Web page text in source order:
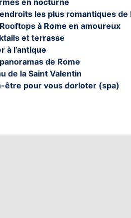
en nocturne
les plus romantiques de
à Rome en amoureux
et terrasse
à l’antique
de Rome
de la Saint Valentin
être pour vous dorloter (spa)